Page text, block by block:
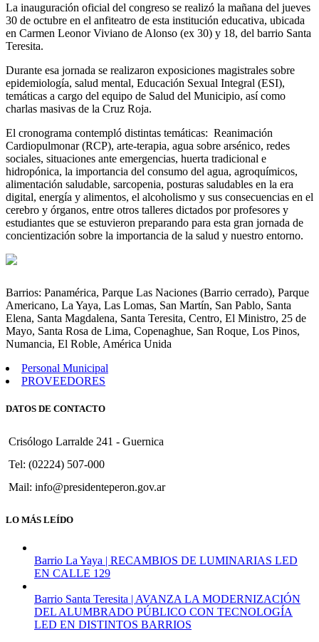
ORGANIZADO
POR
EL
SALOTTI
La inauguración oficial del congreso se realizó la mañana del jueves
30 de octubre en el anfiteatro de esta institución educativa, ubicada
en Carmen Leonor Viviano de Alonso (ex 30) y 18, del barrio Santa
Teresita.
Durante esa jornada se realizaron exposiciones magistrales sobre
epidemiología, salud mental, Educación Sexual Integral (ESI),
temáticas a cargo del equipo de Salud del Municipio, así como
charlas masivas de la Cruz Roja.
El cronograma contempló distintas temáticas: Reanimación
Cardiopulmonar (RCP), arte-terapia, agua sobre arsénico, redes
sociales, situaciones ante emergencias, huerta tradicional e
hidropónica, la importancia del consumo del agua, agroquímicos,
alimentación saludable, sarcopenia, posturas saludables en la era
digital, energía y alimentos, el alcoholismo y sus consecuencias en el
cerebro y órganos, entre otros talleres dictados por profesores y
estudiantes que se estuvieron preparando para esta gran jornada de
concientización sobre la importancia de la salud y nuestro entorno.
Barrios: Panamérica, Parque Las Naciones (Barrio cerrado), Parque
Americano, La Yaya, Las Lomas, San Martín, San Pablo, Santa
Elena, Santa Magdalena, Santa Teresita, Centro, El Ministro, 25 de
Mayo, Santa Rosa de Lima, Copenaghue, San Roque, Los Pinos,
Numancia, El Roble, América Unida
Personal Municipal
PROVEEDORES
DATOS DE CONTACTO
Crisólogo Larralde 241 - Guernica
Tel: (02224) 507-000
Mail: info@presidenteperon.gov.ar
LO MÁS LEÍDO
Barrio La Yaya | RECAMBIOS DE LUMINARIAS LED
EN CALLE 129
Barrio Santa Teresita | AVANZA LA MODERNIZACIÓN
DEL ALUMBRADO PÚBLICO CON TECNOLOGÍA
LED EN DISTINTOS BARRIOS